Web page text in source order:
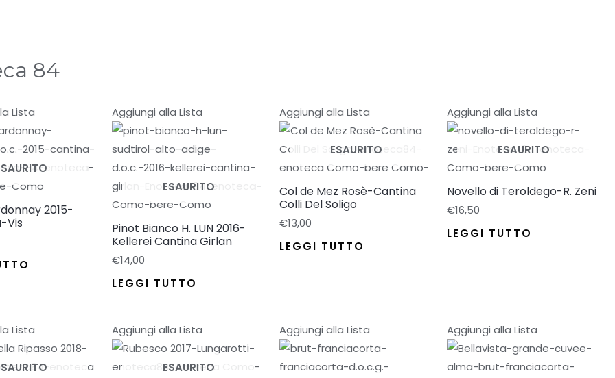
84
Lista
2015-
Vis
Aggiungi alla Lista
ESAURITO
Pinot Bianco H. LUN 2016-
Kellerei Cantina Girlan
€14,00
LEGGI TUTTO
Aggiungi alla Lista
ESAURITO
Col de Mez Rosè-Cantina
Colli Del Soligo
€13,00
LEGGI TUTTO
Aggiungi alla Lista
ESAURITO
Novello di Teroldego-R. Zeni
€16,50
LEGGI TUTTO
Lista Aggiungi alla Lista
ESAURITO
Aggiungi alla Lista Aggiungi alla Lista